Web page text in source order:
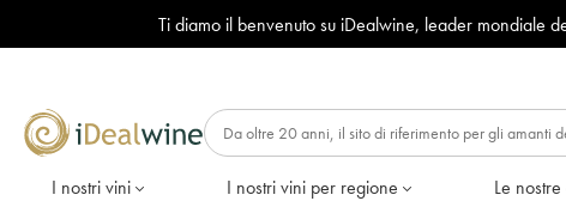
Ti diamo il benvenuto su iDealwine, leader mondiale
I nostri vini I nostri vini per regione Le nostre